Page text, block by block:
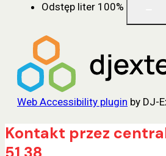
Odstęp liter 100%
Web Accessibility plugin by DJ-
Przejdź
do
Kontakt przez